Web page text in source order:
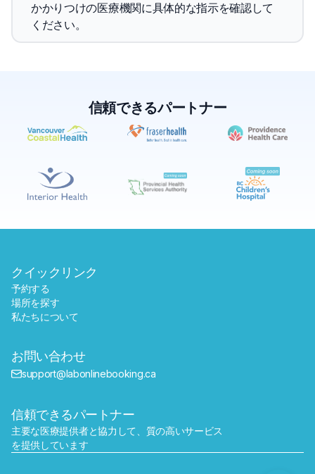
かかりつけの医療機関に具体的な指示を確認して
ください。
信頼できるパートナー
クイックリンク
予約する
場所を探す
私たちについて
お問い合わせ
support@labonlinebooking.ca
信頼できるパートナー
主要な医療提供者と協力して、質の高いサービス
を提供しています
✕